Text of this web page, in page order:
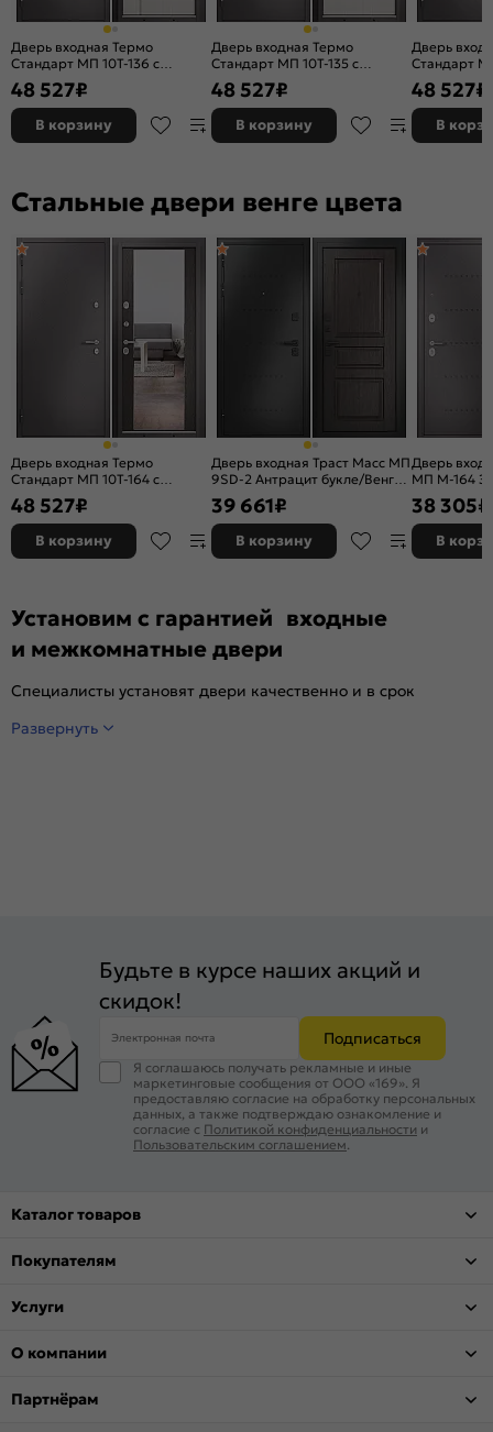
Вертушка цилиндровая:
Комплектующие:
Ручка, накладки, задвижка
Цвет:
Шоколад букле/Венге
Качество:
ГОСТ 31173-2016
Вес, кг:
84
Дверь входная Термо
Стандарт МП 10T-136 с
терморазрывом Шоколад
букле/Бьянко ларче, 2 замка,
с ночной задвижкой
48 527₽
В корзину
Дверь входная Термо
Стандарт МП 10T-135 с
терморазрывом Шоколад
букле/Бьянко ларче, 2 замка,
с ночной задвижкой
48 527₽
В корзину
Дверь
Стандарт
букле/
ночной
48 527₽
В
Стальные двери венге цвета
Дверь входная Термо
Стандарт МП 10T-164 с
терморазрывом Шоколад
букле/Венге, 2 замка, с ночной
задвижкой
48 527₽
В корзину
Дверь входная Траст Масс МП
9SD-2 Антрацит букле/Венге,
2 замка, с ночной задвижкой
39 661₽
В корзину
Дверь
МП M-164
букле/
замка, с
38 305₽
В
Установим с гарантией входные
и межкомнатные двери
Специалисты установят двери качественно и в срок
Развернуть
Будьте в курсе наших акций и
скидок!
Электронная почта Подписаться
Я соглашаюсь получать рекламные и иные
маркетинговые сообщения от ООО «169». Я
предоставляю согласие на обработку персональных
данных, а также подтверждаю ознакомление и
согласие с Политикой конфиденциальности и
Пользовательским соглашением.
Каталог товаров
Покупателям
Услуги
О компании
Партнёрам